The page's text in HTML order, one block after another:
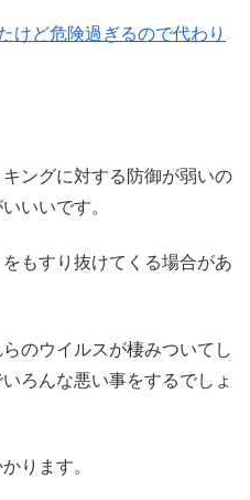
けど危険過ぎるので代わり
ングに対する防御が弱いの
いいです。
もすり抜けてくる場合があ
のウイルスが棲みついてし
ろんな悪い事をするでしょ
ります。